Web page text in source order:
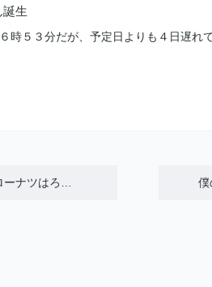
誕生
時５３分だが、予定日よりも４日遅れ
ナツはろ… 僕